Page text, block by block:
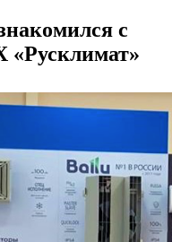
с
«Русклимат»